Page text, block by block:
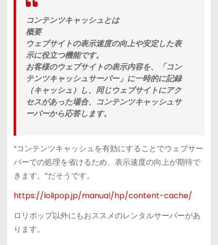
コンテンツキャッシュとは
概要
ウェブサイトの表示速度の向上や安定した表
示に役立つ機能です。
お客様のウェブサイトの表示内容を、「コン
テンツキャッシュサーバー」に一時的に記録
（キャッシュ）し、同じウェブサイトにアク
セスがあった場合、コンテンツキャッシュサ
ーバーから応答します。
“コンテンツキャッシュを有効にすることでウェブサー
バーでの処理を省けるため、表示速度の向上が期待で
きます。”だそうです。
https://lolipop.jp/manual/hp/content-cache/
ロリポップ以外にもおススメのレンタルサーバーがあ
ります。